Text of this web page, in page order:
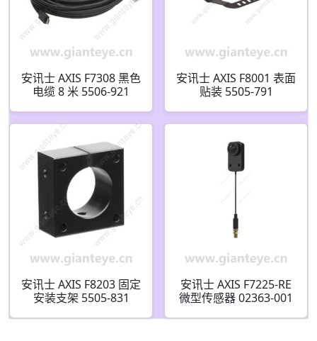
安讯士 AXIS F7308 黑色
电缆 8 米 5506-921
安讯士 AXIS F8001 表面
贴装 5505-791
安讯士 AXIS F8203 固定
安装支架 5505-831
安讯士 AXIS F7225-RE
微型传感器 02363-001